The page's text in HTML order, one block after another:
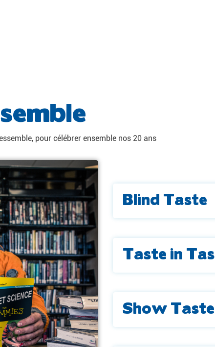
pour célébrer ensemble nos 20 ans
Blind Taste
Taste in
Show Taste